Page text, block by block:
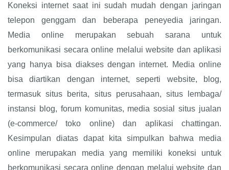
Koneksi internet saat ini sudah mudah dengan jaringan
telepon genggam dan beberapa peneyedia jaringan.
Media online merupakan sebuah sarana untuk
berkomunikasi secara online melalui website dan aplikasi
yang hanya bisa diakses dengan internet. Media online
bisa diartikan dengan internet, seperti website, blog,
termasuk situs berita, situs perusahaan, situs lembaga/
instansi blog, forum komunitas, media sosial situs jualan
(e-commerce/ toko online) dan aplikasi chattingan.
Kesimpulan diatas dapat kita simpulkan bahwa media
online merupakan media yang memiliki koneksi untuk
berkomunikasi secara online dengan melalui website dan